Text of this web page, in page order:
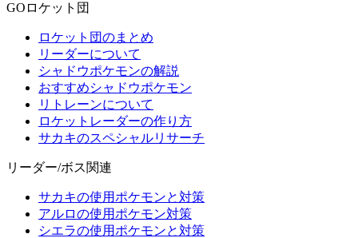
GOロケット団
ロケット団のまとめ
リーダーについて
シャドウポケモンの解説
おすすめシャドウポケモン
リトレーンについて
ロケットレーダーの作り方
サカキのスペシャルリサーチ
リーダー/ボス関連
サカキの使用ポケモンと対策
アルロの使用ポケモン対策
シエラの使用ポケモンと対策